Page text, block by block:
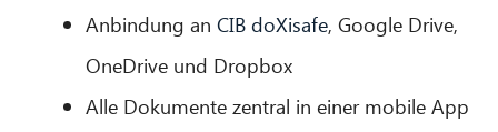
Anbindung anCIB doXisafe, Google Drive,
OneDrive und Dropbox
Alle Dokumente zentral in einer mobile App